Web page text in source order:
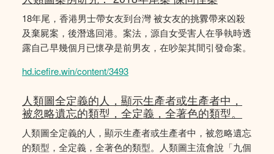
18年尾，香港男士帶女友到台灣 被女友的挑釁帶來凶殺
及棄屍案，後潛逃回港。案法，源自女受害人在爭執時透
露自己早幾個月已懷孕是前男友，在吵架其間引發命案。
hd.icefire.win/content/3493
人類圖全定義的人，顯示生產者或生產者中，
被忽略遺忘的類型，全定義，全著色的類型。
人類圖全定義的人，顯示生產者或生產者中，被忽略遺忘
的類型，全定義，全著色的類型。人類圖主流會說「九個